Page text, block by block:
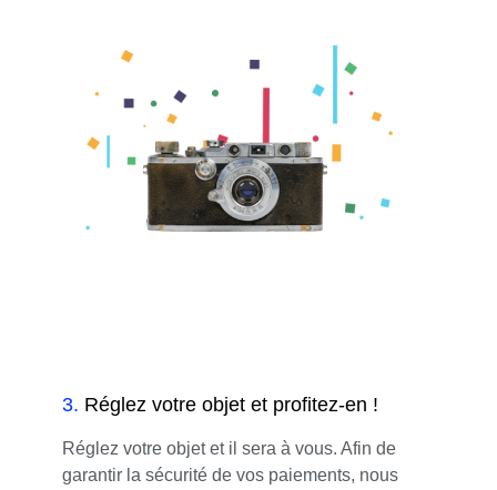
3. Réglez votre objet et profitez-en !
Réglez votre objet et il sera à vous. Afin de
garantir la sécurité de vos paiements, nous